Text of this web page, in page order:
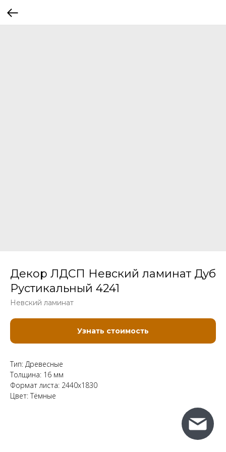
Декор ЛДСП Невский ламинат Дуб
Рустикальный 4241
Невский ламинат
Узнать стоимость
Тип: Древесные
Толщина: 16 мм
Формат листа: 2440x1830
Цвет: Тёмные